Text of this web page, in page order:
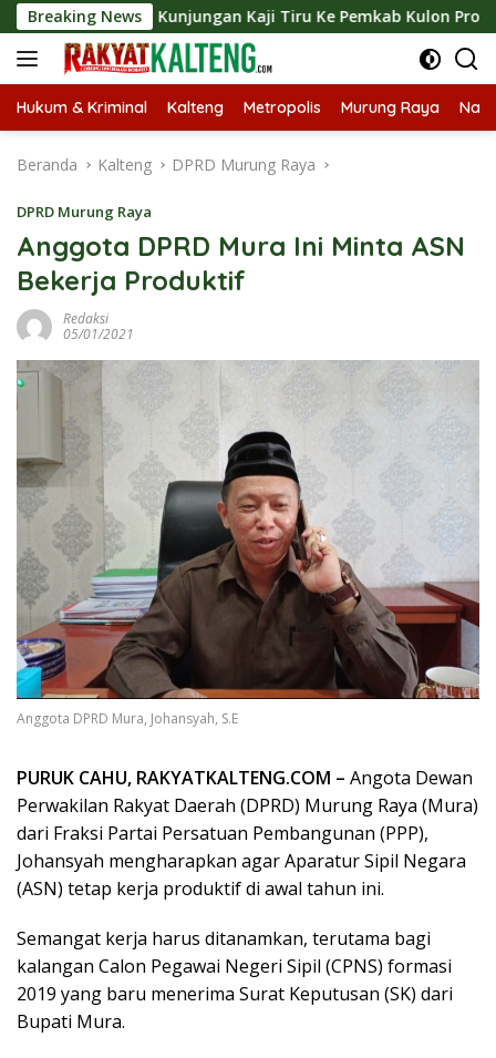
Langsung
ke
konten
Breaking News
Kunjungan Kaji Tiru Ke Pemkab Kulon Progo
Hukum & Kriminal Kalteng Metropolis Murung Raya
Beranda Kalteng DPRD Murung Raya
DPRD Murung Raya
Anggota DPRD Mura Ini Minta ASN
Bekerja Produktif
Redaksi
05/01/2021
Anggota DPRD Mura, Johansyah, S.E
PURUK CAHU, RAKYATKALTENG.COM – Angota Dewan
Perwakilan Rakyat Daerah (DPRD) Murung Raya (Mura)
dari Fraksi Partai Persatuan Pembangunan (PPP),
Johansyah mengharapkan agar Aparatur Sipil Negara
(ASN) tetap kerja produktif di awal tahun ini.
Semangat kerja harus ditanamkan, terutama bagi
kalangan Calon Pegawai Negeri Sipil (CPNS) formasi
2019 yang baru menerima Surat Keputusan (SK) dari
Bupati Mura.